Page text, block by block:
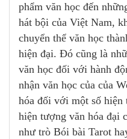
phẩm văn học đến
hát bội của Việt Nam,
chuyển thể văn học
hiện đại. Đó cũng là
văn học đối với hành
nhận văn học của của
hóa đối với một số
hiện tượng văn hóa đại
như trò Bói bài Tarot